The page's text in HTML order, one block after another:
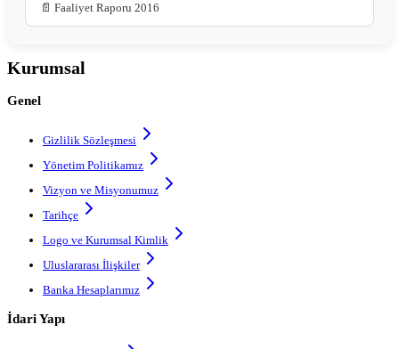
📄 Faaliyet Raporu 2016
Kurumsal
Genel
Gizlilik Sözleşmesi
Yönetim Politikamız
Vizyon ve Misyonumuz
Tarihçe
Logo ve Kurumsal Kimlik
Uluslararası İlişkiler
Banka Hesaplarımız
İdari Yapı